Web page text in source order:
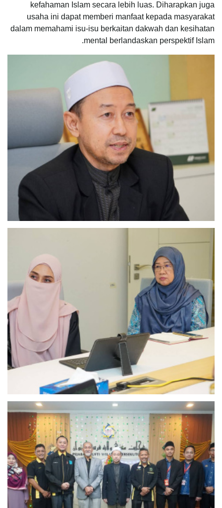
kefahaman Islam secara lebih luas. Diharapkan juga
usaha ini dapat memberi manfaat kepada masyarakat
dalam memahami isu-isu berkaitan dakwah dan kesihatan
mental berlandaskan perspektif Islam.